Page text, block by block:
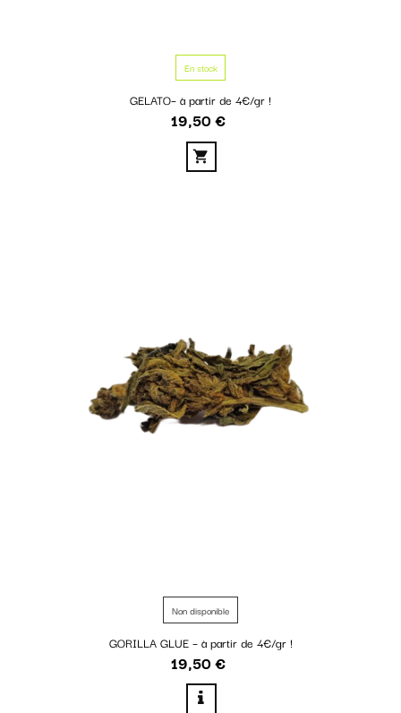
En stock
GELATO– à partir de 4€/gr !
Prix
19,50 €
Non disponible
GORILLA GLUE – à partir de 4€/gr !
Prix
19,50 €